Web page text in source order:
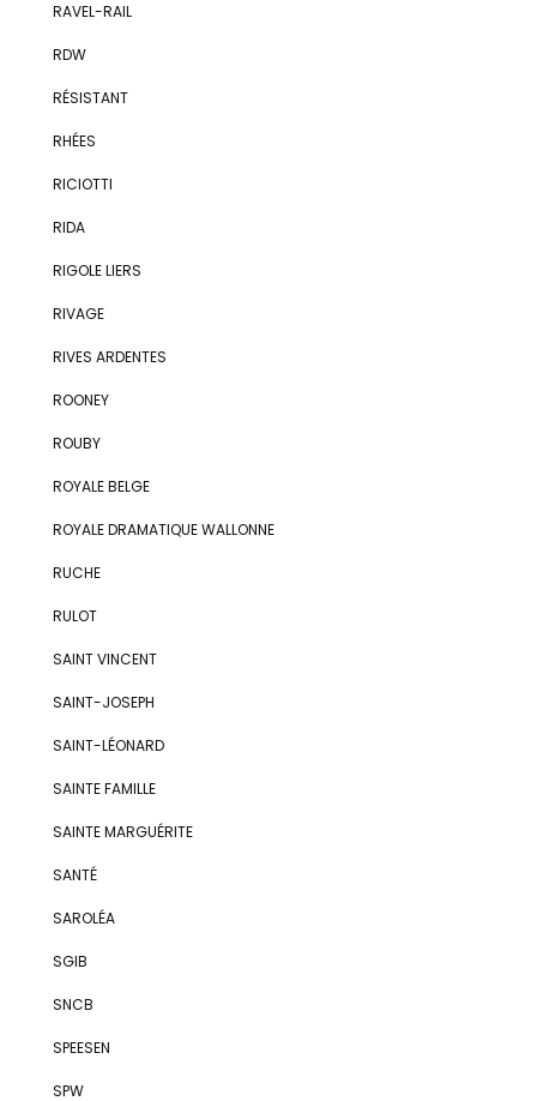
RAVEL-RAIL
RDW
RÉSISTANT
RHÉES
RICIOTTI
RIDA
RIGOLE LIERS
RIVAGE
RIVES ARDENTES
ROONEY
ROUBY
ROYALE BELGE
ROYALE DRAMATIQUE WALLONNE
RUCHE
RULOT
SAINT VINCENT
SAINT-JOSEPH
SAINT-LÉONARD
SAINTE FAMILLE
SAINTE MARGUÉRITE
SANTÉ
SAROLÉA
SGIB
SNCB
SPEESEN
SPW